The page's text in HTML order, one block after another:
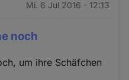
Mi. 6 Jul 2016 - 12:13
noch
um ihre Schäfchen